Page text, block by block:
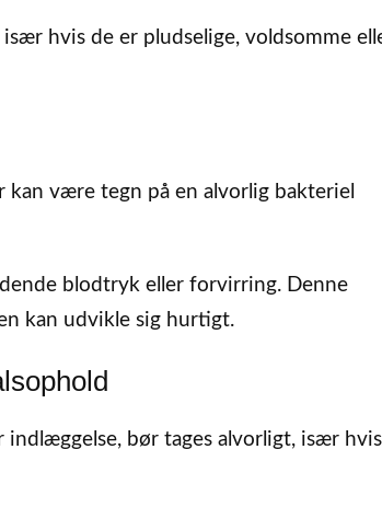
hvis de er pludselige, voldsomme
være tegn på en alvorlig bakteriel
blodtryk eller forvirring. Denne
kan udvikle sig hurtigt.
bør tages alvorligt, især